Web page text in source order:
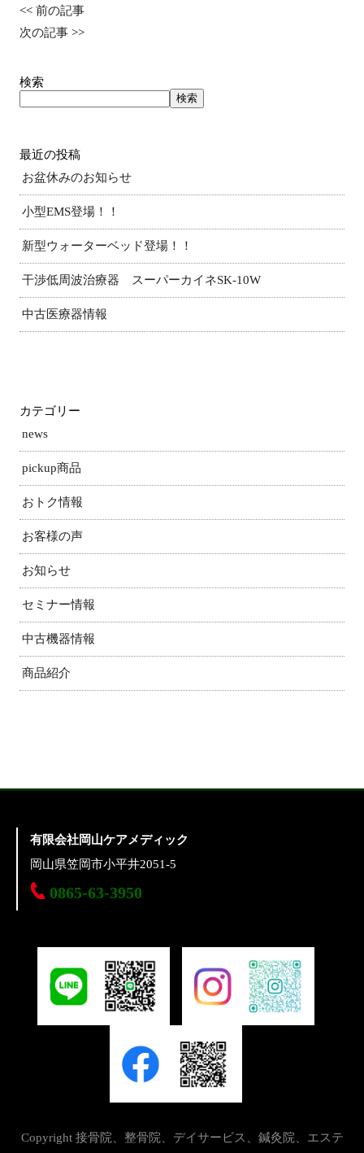
<<前の記事
次の記事 >>
検索
検索
最近の投稿
お盆休みのお知らせ
小型EMS登場！！
新型ウォーターベッド登場！！
干渉低周波治療器 スーパーカイネSK-10W
中古医療器情報
カテゴリー
news
pickup商品
おトク情報
お客様の声
お知らせ
セミナー情報
中古機器情報
商品紹介
有限会社岡山ケアメディック
岡山県笠岡市小平井2051-5
0865-63-3950
Copyright 接骨院、整骨院、デイサービス、鍼灸院、エステ